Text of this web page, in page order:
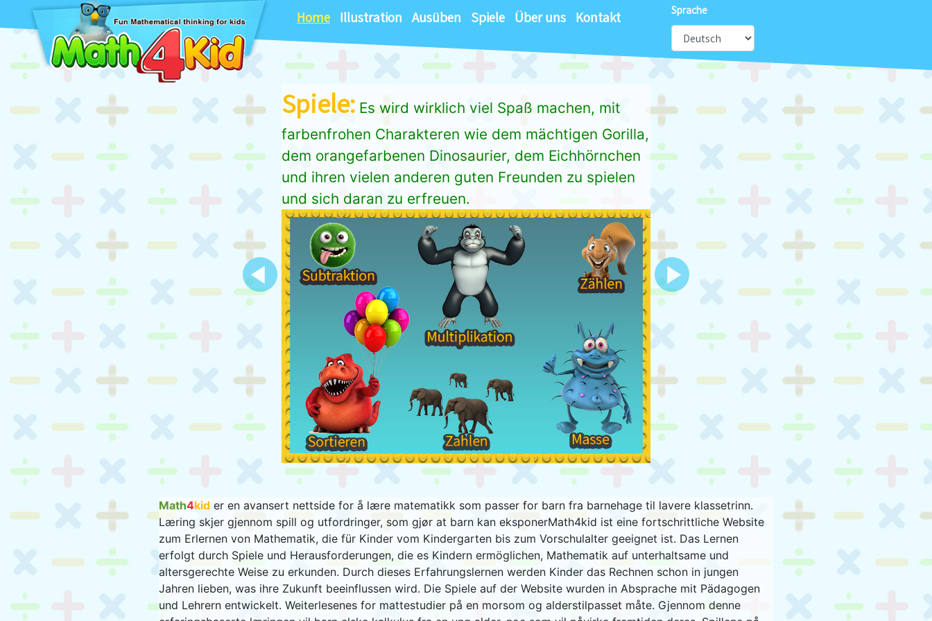
Sprache
Home Illustration Ausüben Spiele Über uns Kontakt
Spiele: Es wird wirklich viel Spaß machen, mit
farbenfrohen Charakteren wie dem mächtigen Gorilla,
dem orangefarbenen Dinosaurier, dem Eichhörnchen
und ihren vielen anderen guten Freunden zu spielen
und sich daran zu erfreuen.
Previous Next
Math4kid er en avansert nettside for å lære matematikk som passer for barn fra barnehage til lavere klassetrinn.
Læring skjer gjennom spill og utfordringer, som gjør at barn kan eksponerMath4kid ist eine fortschrittliche Website
zum Erlernen von Mathematik, die für Kinder vom Kindergarten bis zum Vorschulalter geeignet ist. Das Lernen
erfolgt durch Spiele und Herausforderungen, die es Kindern ermöglichen, Mathematik auf unterhaltsame und
altersgerechte Weise zu erkunden. Durch dieses Erfahrungslernen werden Kinder das Rechnen schon in jungen
Jahren lieben, was ihre Zukunft beeinflussen wird. Die Spiele auf der Website wurden in Absprache mit Pädagogen
und Lehrern entwickelt. Weiterlesenes for mattestudier på en morsom og alderstilpasset måte. Gjennom denne